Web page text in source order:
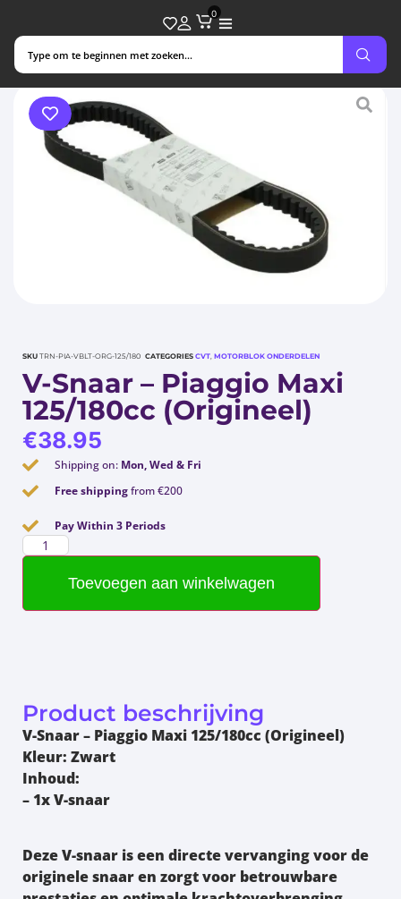
0
SKU TRN-PIA-VBLT-ORG-125/180 CATEGORIES CVT, MOTORBLOK ONDERDELEN
V-Snaar – Piaggio Maxi
125/180cc (Origineel)
€38.95
Shipping on: Mon, Wed & Fri
Free shippingfrom €200
Pay Within 3 Periods
Toevoegen aan winkelwagen
Product beschrijving
V-Snaar – Piaggio Maxi 125/180cc (Origineel)
Kleur: Zwart
Inhoud:
– 1x V-snaar
Deze V-snaar is een directe vervanging voor de
originele snaar en zorgt voor betrouwbare